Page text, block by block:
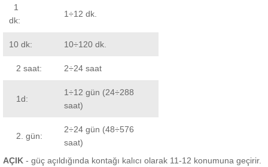
1
dk:
1÷12 dk.
10 dk: 10÷120 dk.
2 saat: 2÷24 saat
1d:
1÷12 gün (24÷288
saat)
2. gün:
2÷24 gün (48÷576
saat)
AÇIK - güç açıldığında kontağı kalıcı olarak 11-12 konumuna geçirir.